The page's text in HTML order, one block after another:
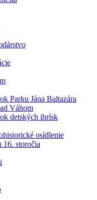
Parku Jána Baltazára
Váhom
detských ihrísk
osídlenie
16. storočia